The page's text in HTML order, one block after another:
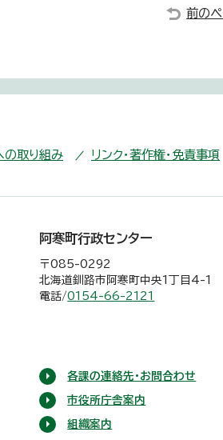
前の
の取り組み リンク・著作権・免責事項
阿寒町行政センター
〒085-0292
北海道釧路市阿寒町中央1丁目4-1
電話/0154-66-2121
各課の連絡先・お問合わせ
市役所庁舎案内
組織案内